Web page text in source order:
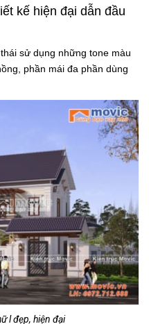
kế hiện đại dẫn đầu
sử dụng những tone màu
phần mái đa phần dùng
hiện đại